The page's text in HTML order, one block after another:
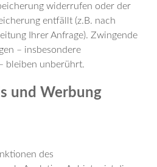
widerrufen oder der
entfällt (z.B. nach
Ihrer Anfrage). Zwingende
– insbesondere
bleiben unberührt.
und Werbung
des